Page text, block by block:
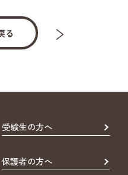
る
受験生の方へ
保護者の方へ